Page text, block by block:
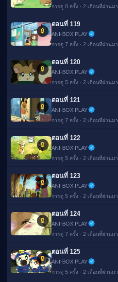
การดู 8 ครั้ง · 2 เดือนที่ผ่านมา
🔒
ตอนที่ 119
ANI-BOX PLAY
การดู 7 ครั้ง · 2 เดือนที่ผ่านมา
🔒
ตอนที่ 120
ANI-BOX PLAY
การดู 5 ครั้ง · 2 เดือนที่ผ่านมา
🔒
ตอนที่ 121
ANI-BOX PLAY
การดู 7 ครั้ง · 2 เดือนที่ผ่านมา
🔒
ตอนที่ 122
ANI-BOX PLAY
การดู 5 ครั้ง · 2 เดือนที่ผ่านมา
🔒
ตอนที่ 123
ANI-BOX PLAY
การดู 5 ครั้ง · 2 เดือนที่ผ่านมา
🔒
ตอนที่ 124
ANI-BOX PLAY
การดู 7 ครั้ง · 2 เดือนที่ผ่านมา
🔒
ตอนที่ 125
ANI-BOX PLAY
การดู 5 ครั้ง · 2 เดือนที่ผ่านมา